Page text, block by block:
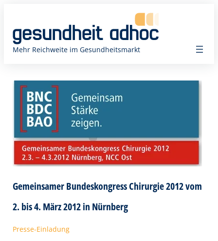
springen
Mehr Reichweite im Gesundheitsmarkt
Gemeinsamer Bundeskongress Chirurgie 2012 vom
2. bis 4. März 2012 in Nürnberg
Presse-Einladung